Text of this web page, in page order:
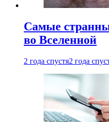
Самые
во Вселенной
2 года спустя2 года